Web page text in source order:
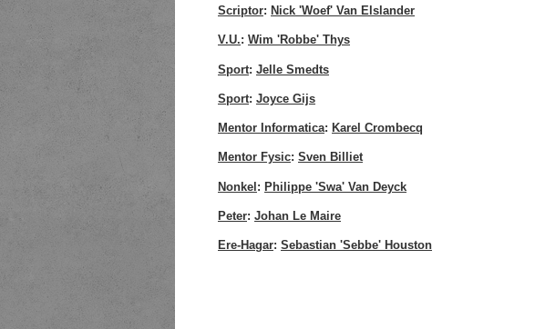
Scriptor: Nick 'Woef' Van Elslander
V.U.: Wim 'Robbe' Thys
Sport: Jelle Smedts
Sport: Joyce Gijs
Mentor Informatica: Karel Crombecq
Mentor Fysic: Sven Billiet
Nonkel: Philippe 'Swa' Van Deyck
Peter: Johan Le Maire
Ere-Hagar: Sebastian 'Sebbe' Houston